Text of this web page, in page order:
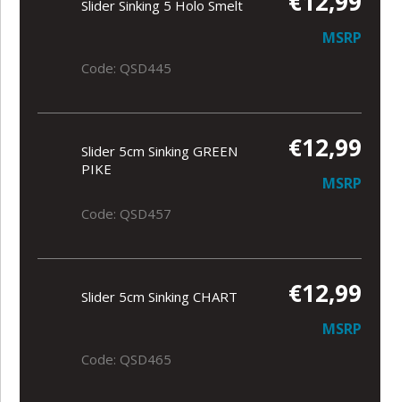
Slider Sinking 5 Holo Smelt
MSRP
Code: QSD445
Slider 5cm Sinking GREEN
PIKE
€12,99
MSRP
Code: QSD457
Slider 5cm Sinking CHART €12,99
MSRP
Code: QSD465